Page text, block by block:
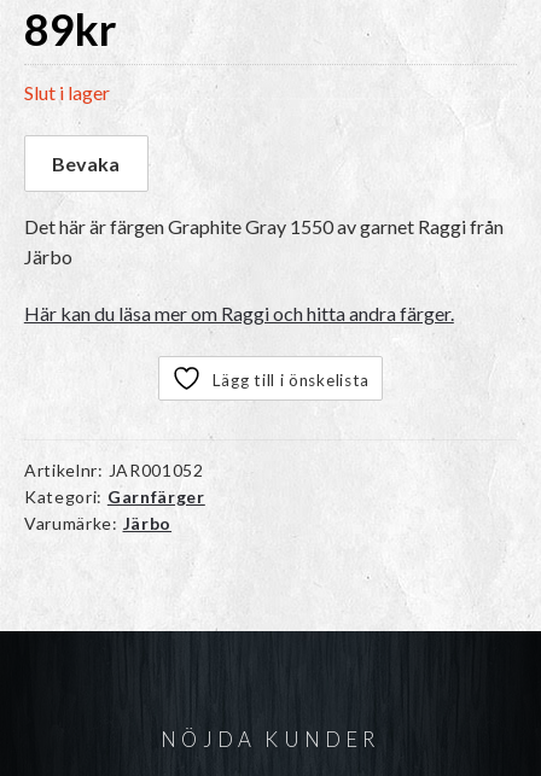
89kr
Slut i lager
Det här är färgenGraphite Gray 1550av garnet Raggifrån
Järbo
Här kan du läsa mer om Raggi och hitta andra färger.
Lägg till i önskelista
Artikelnr: JAR001052
Kategori: Garnfärger
Varumärke: Järbo
NÖJDA KUNDER